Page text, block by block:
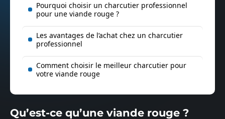
Pourquoi choisir un charcutier professionnel
pour une viande rouge ?
Les avantages de l’achat chez un charcutier
professionnel
Comment choisir le meilleur charcutier pour
votre viande rouge
Qu’est-ce qu’une viande rouge ?